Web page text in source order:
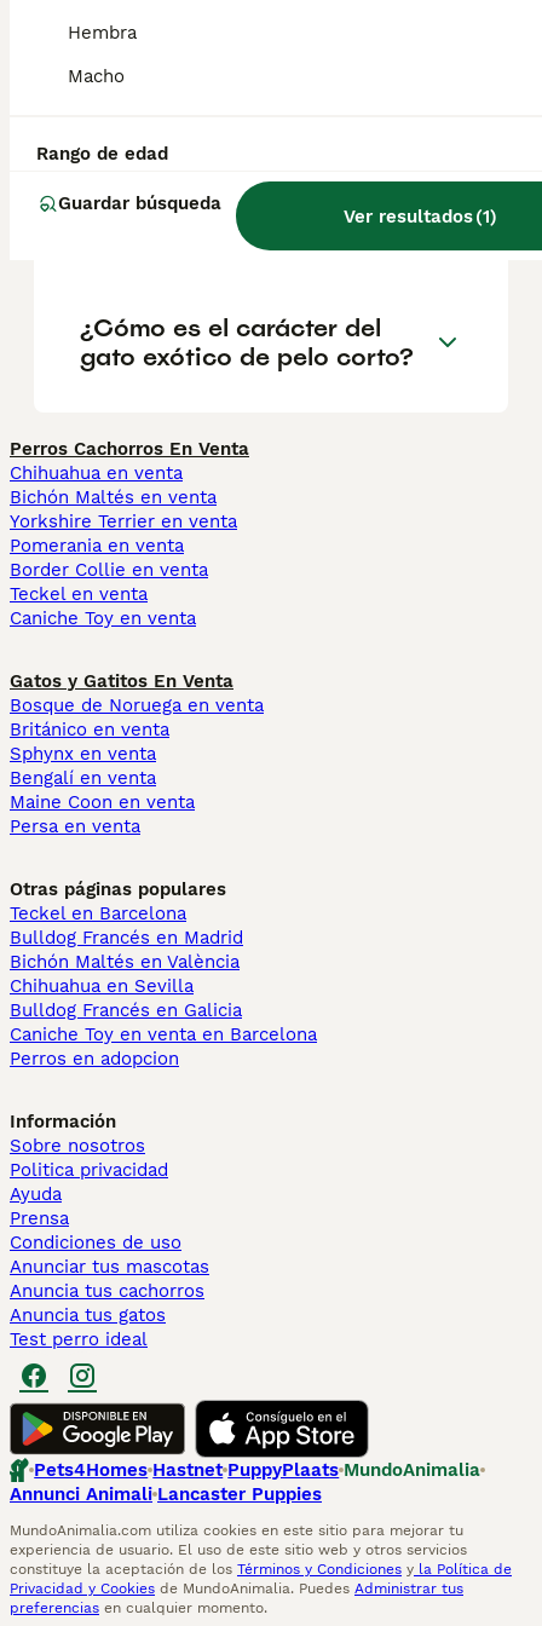
Hembra
Macho
Rango de edad
Guardar búsqueda
Ver resultados(1)
¿Cuánto cuesta un gatito
¿Qué raza es el gato exótico
de pelo corto?
¿Cómo es el carácter del
gato exótico de pelo corto?
Perros Cachorros En Venta
Chihuahua en venta
Bichón Maltés en venta
Yorkshire Terrier en venta
Pomerania en venta
Border Collie en venta
Teckel en venta
Caniche Toy en venta
Gatos y Gatitos En Venta
Bosque de Noruega en venta
Británico en venta
Sphynx en venta
Bengalí en venta
Maine Coon en venta
Persa en venta
Otras páginas populares
Teckel en Barcelona
Bulldog Francés en Madrid
Bichón Maltés en València
Chihuahua en Sevilla
Bulldog Francés en Galicia
Caniche Toy en venta en Barcelona
Perros en adopcion
Información
Sobre nosotros
Politica privacidad
Ayuda
Prensa
Condiciones de uso
Anunciar tus mascotas
Anuncia tus cachorros
Anuncia tus gatos
Test perro ideal
Pets4Homes Hastnet PuppyPlaats MundoAnimalia
Annunci Animali Lancaster Puppies
MundoAnimalia.com utiliza cookies en este sitio para mejorar tu
experiencia de usuario. El uso de este sitio web y otros servicios
constituye la aceptación de los Términos y Condiciones y la Política de
Privacidad y Cookies de MundoAnimalia. Puedes Administrar tus
preferencias en cualquier momento.